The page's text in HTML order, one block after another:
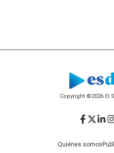
Copyright ©2026 El
Quiénes somos